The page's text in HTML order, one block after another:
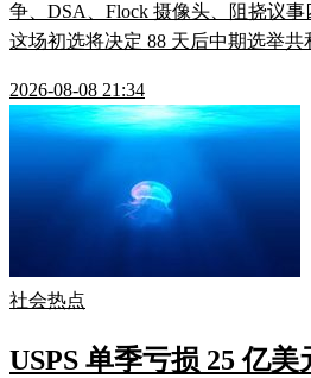
争、DSA、Flock 摄像头、阻挠议
这场初选将决定 88 天后中期选举共
2026-08-08 21:34
社会热点
USPS 单季亏损 25 亿美